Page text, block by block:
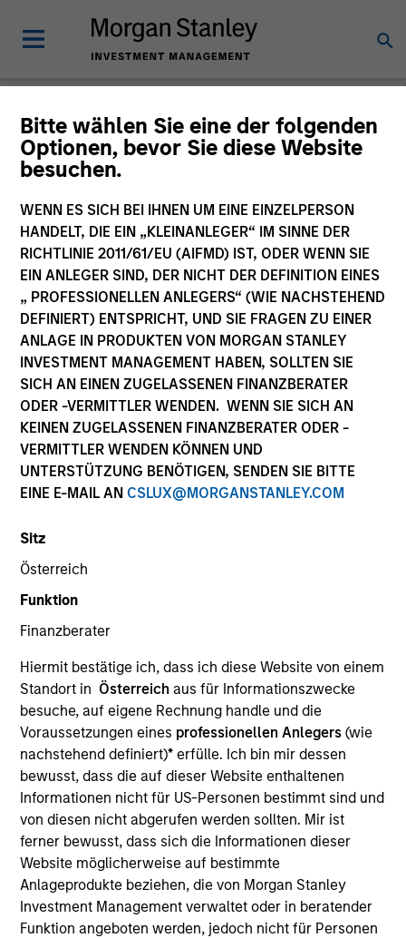
Bitte wählen Sie eine der folgenden
Optionen, bevor Sie diese Website
besuchen.
WENN ES SICH BEI IHNEN UM EINE EINZELPERSON
HANDELT, DIE EIN „KLEINANLEGER“ IM SINNE DER
RICHTLINIE 2011/61/EU (AIFMD) IST, ODER WENN SIE
EIN ANLEGER SIND, DER NICHT DER DEFINITION EINES
„ PROFESSIONELLEN ANLEGERS“ (WIE NACHSTEHEND
DEFINIERT) ENTSPRICHT, UND SIE FRAGEN ZU EINER
ANLAGE IN PRODUKTEN VON MORGAN STANLEY
INVESTMENT MANAGEMENT HABEN, SOLLTEN SIE
SICH AN EINEN ZUGELASSENEN FINANZBERATER
ODER -VERMITTLER WENDEN. WENN SIE SICH AN
KEINEN ZUGELASSENEN FINANZBERATER ODER -
VERMITTLER WENDEN KÖNNEN UND
UNTERSTÜTZUNG BENÖTIGEN, SENDEN SIE BITTE
EINE E-MAIL AN CSLUX@MORGANSTANLEY.COM
Sitz
Österreich
Funktion
Finanzberater
Hiermit bestätige ich, dass ich diese Website von einem
Standort in Österreich aus für Informationszwecke
besuche, auf eigene Rechnung handle und die
Voraussetzungen eines professionellen Anlegers(wie
nachstehend definiert)* erfülle. Ich bin mir dessen
bewusst, dass die auf dieser Website enthaltenen
Informationen nicht für US-Personen bestimmt sind und
von diesen nicht abgerufen werden sollten. Mir ist
ferner bewusst, dass sich die Informationen dieser
Website möglicherweise auf bestimmte
Anlageprodukte beziehen, die von Morgan Stanley
Investment Management verwaltet oder in beratender
Funktion angeboten werden, jedoch nicht für Personen
Morgan Stanley
Investment Funds
Änderung des Fondsvehikels
Dieses Dokument ist ein Marketingdokument.
Die Wertentwicklung in der Vergangenheit ist kein
verlässlicher Indikator für die künftige Wertentwicklung.
Die Rendite kann infolge von Währungsschwankungen
steigen oder sinken. Alle Performanceangaben werden auf
Basis der Nettoinventarwerte (NIW) berechnet. Alle
Stanley Investment Management.
Klicken Sie auf den Fondsnamen, um Informationen über
die Renditen des Kalenderjahres zu erhalten.
*Basiswährung des Fonds
Dieses Material enthält Informationen über die Teilfonds
von Morgan Stanley Investment Funds, einer in Luxemburg
ansässigen SICAV (Société d’Investissement à Capital
Variable). (die „Gesellschaft“), die im Großherzogtum
Luxemburg als Organismus für gemeinsame Anlagen
gemäß Teil 1 des Gesetzes vom 17. Dezember 2010 in
seiner geänderten Fassung registriert ist. Die Gesellschaft
ist ein Organismus für gemeinsame Anlagen in
Wertpapieren („OGAW“).
Anträge auf Anteile an den Teilfonds sollten erst gestellt
werden, wenn der aktuelle Verkaufsprospekt, das Key